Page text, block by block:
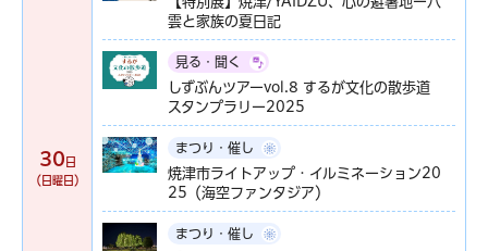
30 日
（日曜日）
雲と家族の夏日記
見る・聞く
しずぶんツアーvol.8 するが文化の散歩道
スタンプラリー2025
まつり・催し
焼津市ライトアップ・イルミネーション20
25（海空ファンタジア）
まつり・催し